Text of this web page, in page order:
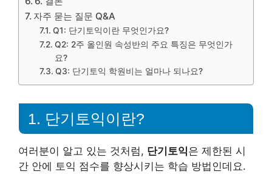
자주 묻는 질문 Q&A
Q1: 단기토익이란 무엇인가요?
Q2: 2주 올인원 속성반의 주요 특징은 무엇인가
요?
Q3: 단기토익 학원비는 얼마나 되나요?
1. 단기토익이란?
여러분이 알고 있는 것처럼, 단기토익은 제한된 시
간 안에 토익 점수를 향상시키는 학습 방법인데요.